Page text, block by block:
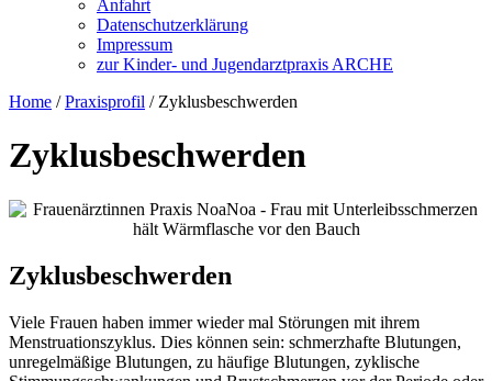
Anfahrt
Datenschutzerklärung
Impressum
zur Kinder- und Jugendarztpraxis ARCHE
Home /Praxisprofil / Zyklusbeschwerden
Zyklusbeschwerden
Zyklusbeschwerden
Viele Frauen haben immer wieder mal Störungen mit ihrem
Menstruationszyklus. Dies können sein: schmerzhafte Blutungen,
unregelmäßige Blutungen, zu häufige Blutungen, zyklische